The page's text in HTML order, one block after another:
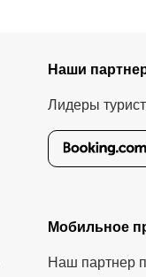
Наши
Лидеры
Мобильное
Наш партнер